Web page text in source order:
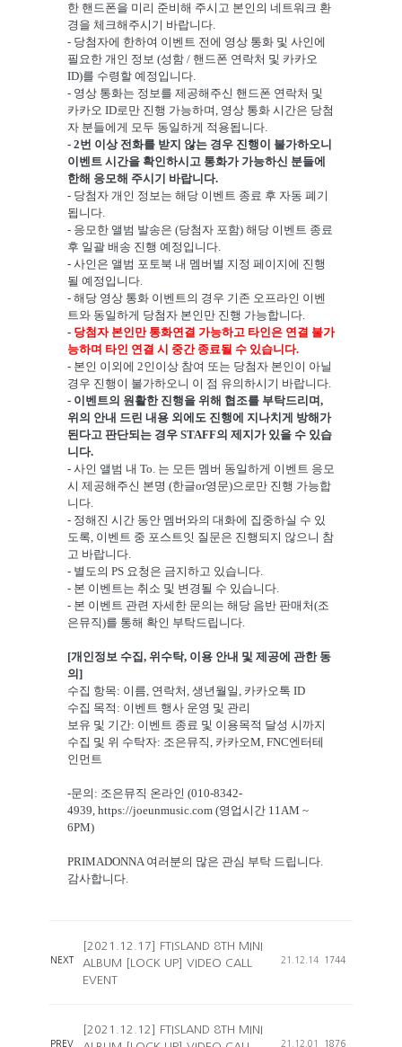
한 핸드폰을 미리 준비해 주시고 본인의 네트워크 환
경을 체크해주시기 바랍니다.
- 당첨자에 한하여 이벤트 전에 영상 통화 및 사인에
필요한 개인 정보 (성함 / 핸드폰 연락처 및 카카오
ID)를 수령할 예정입니다.
- 영상 통화는 정보를 제공해주신 핸드폰 연락처 및
카카오 ID로만 진행 가능하며, 영상 통화 시간은 당첨
자 분들에게 모두 동일하게 적용됩니다.
- 2번 이상 전화를 받지 않는 경우 진행이 불가하오니
이벤트 시간을 확인하시고 통화가 가능하신 분들에
한해 응모해 주시기 바랍니다.
- 당첨자 개인 정보는 해당 이벤트 종료 후 자동 폐기
됩니다.
- 응모한 앨범 발송은 (당첨자 포함) 해당 이벤트 종료
후 일괄 배송 진행 예정입니다.
- 사인은 앨범 포토북 내 멤버별 지정 페이지에 진행
될 예정입니다.
- 해당 영상 통화 이벤트의 경우 기존 오프라인 이벤
트와 동일하게 당첨자 본인만 진행 가능합니다.
- 당첨자 본인만 통화연결 가능하고 타인은 연결 불가
능하며 타인 연결 시 중간 종료될 수 있습니다.
- 본인 이외에 2인이상 참여 또는 당첨자 본인이 아닐
경우 진행이 불가하오니 이 점 유의하시기 바랍니다.
- 이벤트의 원활한 진행을 위해 협조를 부탁드리며,
위의 안내 드린 내용 외에도 진행에 지나치게 방해가
된다고 판단되는 경우 STAFF의 제지가 있을 수 있습
니다.
- 사인 앨범 내 To. 는 모든 멤버 동일하게 이벤트 응모
시 제공해주신 본명 (한글or영문)으로만 진행 가능합
니다.
- 정해진 시간 동안 멤버와의 대화에 집중하실 수 있
도록, 이벤트 중 포스트잇 질문은 진행되지 않으니 참
고 바랍니다.
- 별도의 PS 요청은 금지하고 있습니다.
- 본 이벤트는 취소 및 변경될 수 있습니다.
- 본 이벤트 관련 자세한 문의는 해당 음반 판매처(조
은뮤직)를 통해 확인 부탁드립니다.
[개인정보 수집, 위수탁, 이용 안내 및 제공에 관한 동
의]
수집 항목: 이름, 연락처, 생년월일, 카카오톡 ID
수집 목적: 이벤트 행사 운영 및 관리
보유 및 기간: 이벤트 종료 및 이용목적 달성 시까지
수집 및 위 수탁자: 조은뮤직, 카카오M, FNC엔터테
인먼트
-문의: 조은뮤직 온라인 (010-8342-
4939, https://joeunmusic.com (영업시간 11AM ~
6PM)
PRIMADONNA 여러분의 많은 관심 부탁 드립니다.
감사합니다.
NEXT
[2021.12.17] FTISLAND 8TH MINI
ALBUM [LOCK UP] VIDEO CALL
EVENT
21.12.14 1744
PREV
[2021.12.12] FTISLAND 8TH MINI
21.12.01 1876